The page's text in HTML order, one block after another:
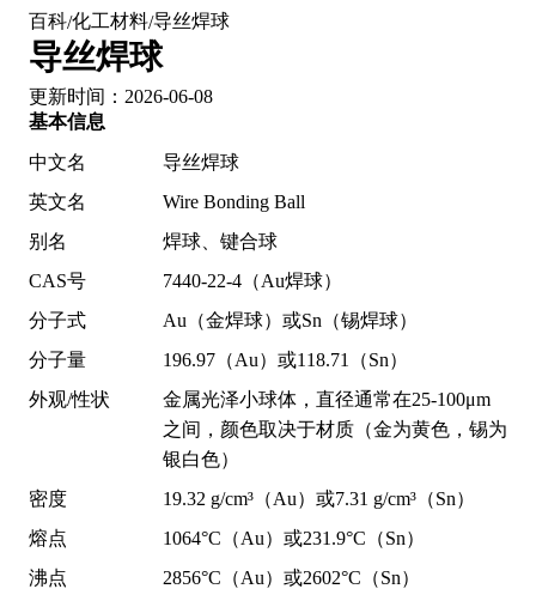
百科/化工材料/导丝焊球
导丝焊球
更新时间：2026-06-08
基本信息
中文名
导丝焊球
英文名
Wire Bonding Ball
别名
焊球、键合球
CAS号
7440-22-4（Au焊球）
分子式
Au（金焊球）或Sn（锡焊球）
分子量
196.97（Au）或118.71（Sn）
外观/性状
金属光泽小球体，直径通常在25-100μm
之间，颜色取决于材质（金为黄色，锡为
银白色）
密度
19.32 g/cm³（Au）或7.31 g/cm³（Sn）
熔点
1064°C（Au）或231.9°C（Sn）
沸点
2856°C（Au）或2602°C（Sn）